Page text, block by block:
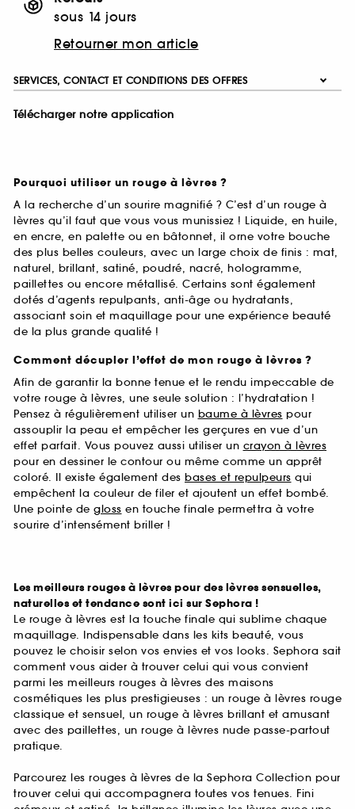
sous 14 jours
Retourner mon article
SERVICES, CONTACT ET CONDITIONS DES OFFRES
Télécharger notre application
Pourquoi utiliser un rouge à lèvres ?
A la recherche d’un sourire magnifié ? C’est d’un rouge à
lèvres qu’il faut que vous vous munissiez ! Liquide, en huile,
en encre, en palette ou en bâtonnet, il orne votre bouche
des plus belles couleurs, avec un large choix de finis : mat,
naturel, brillant, satiné, poudré, nacré, hologramme,
paillettes ou encore métallisé. Certains sont également
dotés d’agents repulpants, anti-âge ou hydratants,
associant soin et maquillage pour une expérience beauté
de la plus grande qualité !
Comment décupler l’effet de mon rouge à lèvres ?
Afin de garantir la bonne tenue et le rendu impeccable de
votre rouge à lèvres, une seule solution : l’hydratation !
Pensez à régulièrement utiliser un baume à lèvres pour
assouplir la peau et empêcher les gerçures en vue d’un
effet parfait. Vous pouvez aussi utiliser un crayon à lèvres
pour en dessiner le contour ou même comme un apprêt
coloré. Il existe également des bases et repulpeurs qui
empêchent la couleur de filer et ajoutent un effet bombé.
Une pointe de gloss en touche finale permettra à votre
sourire d’intensément briller !
Les meilleurs rouges à lèvres pour des lèvres sensuelles,
naturelles et tendance sont ici sur Sephora !
Le rouge à lèvres est la touche finale qui sublime chaque
maquillage. Indispensable dans les kits beauté, vous
pouvez le choisir selon vos envies et vos looks. Sephora sait
comment vous aider à trouver celui qui vous convient
parmi les meilleurs rouges à lèvres des maisons
cosmétiques les plus prestigieuses : un rouge à lèvres rouge
classique et sensuel, un rouge à lèvres brillant et amusant
avec des paillettes, un rouge à lèvres nude passe-partout
pratique.
Parcourez les rouges à lèvres de la Sephora Collection pour
trouver celui qui accompagnera toutes vos tenues. Fini